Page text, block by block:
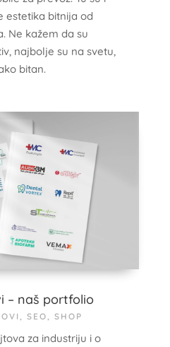
estetika bitnija od
Ne kažem da su
najbolje su na svetu,
bitan.
– naš portfolio
, SEO, SHOP
za industriju i o